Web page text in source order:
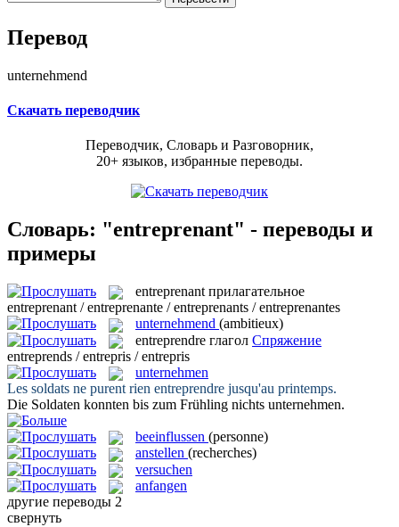
Перевод
unternehmend
Скачать переводчик
Переводчик, Словарь и Разговорник,
20+ языков, избранные переводы.
Словарь: "entreprenant" - переводы и
примеры
entreprenant прилагательное
entreprenant / entreprenante / entreprenants / entreprenantes
unternehmend (ambitieux)
entreprendre глагол Спряжение
entreprends / entrepris / entrepris
unternehmen
Les soldats ne purent rien entreprendre jusqu'au printemps.
Die Soldaten konnten bis zum Frühling nichts unternehmen.
beeinflussen (personne)
anstellen (recherches)
versuchen
anfangen
другие переводы 2
свернуть